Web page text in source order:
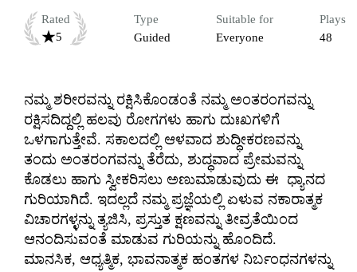
Rated
5
Type
Guided
Suitable for
Everyone
Plays
48
ನಮ್ಮ ಶರೀರವನ್ನು ರಕ್ಷಿಸಿಕೊಂಡಂತೆ ನಮ್ಮ ಅಂತರಂಗವನ್ನು
ರಕ್ಷಿಸದಿದ್ದಲ್ಲಿ ಹಲವು ರೋಗಗಳು ಹಾಗು ದುಃಖಗಳಿಗೆ
ಒಳಗಾಗುತ್ತೇವೆ. ಸಕಾಲದಲ್ಲಿ ಆಳವಾದ ಶುದ್ಧೀಕರಣವನ್ನು
ತಂದು ಅಂತರಂಗವನ್ನು ತೆರೆದು, ಶುದ್ಧವಾದ ಪ್ರೇಮವನ್ನು
ಕೊಡಲು ಹಾಗು ಸ್ವೀಕರಿಸಲು ಅಣುಮಾಡುವುದು ಈ  ಧ್ಯಾನದ
ಗುರಿಯಾಗಿದೆ. ಇದಲ್ಲದೆ ನಮ್ಮ ಪ್ರಜ್ಞೆಯಲ್ಲಿ ಏಳುವ ನಕಾರಾತ್ಮಕ
ವಿಚಾರಗಳ್ಳನ್ನು ತ್ಯಜಿಸಿ, ಪ್ರಸ್ತುತ ಕ್ಷಣವನ್ನು ತೀವ್ರತೆಯಿಂದ
ಆನಂದಿಸುವಂತೆ ಮಾಡುವ ಗುರಿಯನ್ನು ಹೊಂದಿದೆ.
ಮಾನಸಿಕ, ಆಧ್ಯತ್ಮಿಕ, ಭಾವನಾತ್ಮಕ ಹಂತಗಳ ನಿರ್ಬಂಧನಗಳನ್ನು